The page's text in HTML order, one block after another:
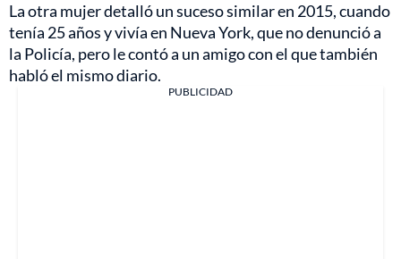
La otra mujer detalló un suceso similar en 2015, cuando
tenía 25 años y vivía en Nueva York, que no denunció a
la Policía, pero le contó a un amigo con el que también
habló el mismo diario.
PUBLICIDAD